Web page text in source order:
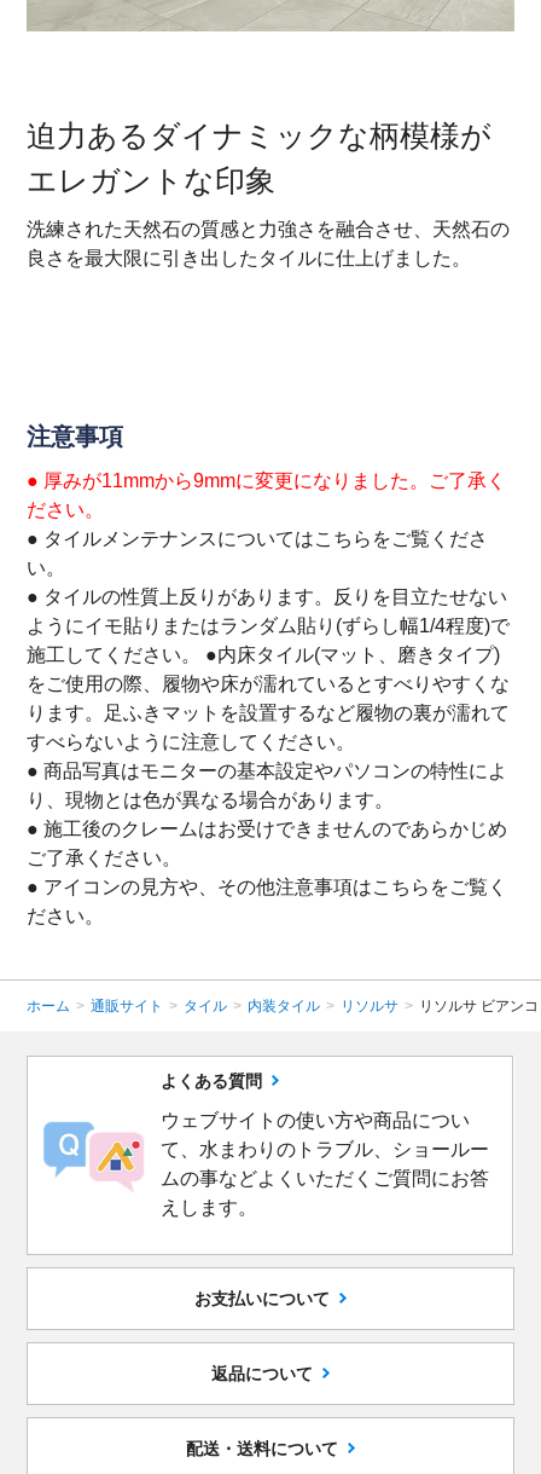
迫力あるダイナミックな柄模様が
エレガントな印象
洗練された天然石の質感と力強さを融合させ、天然石の
良さを最大限に引き出したタイルに仕上げました。
注意事項
● 厚みが11mmから9mmに変更になりました。ご了承く
ださい。
● タイルメンテナンスについてはこちら をご覧くださ
い。
● タイルの性質上反りがあります。反りを目立たせない
ようにイモ貼りまたはランダム貼り(ずらし幅1/4程度)で
施工してください。 ●内床タイル(マット、磨きタイプ)
をご使用の際、履物や床が濡れているとすべりやすくな
ります。足ふきマットを設置するなど履物の裏が濡れて
すべらないように注意してください。
● 商品写真はモニターの基本設定やパソコンの特性によ
り、現物とは色が異なる場合があります。
● 施工後のクレームはお受けできませんのであらかじめ
ご了承ください。
● アイコンの見方や、その他注意事項はこちら をご覧く
ださい。
ホーム > 通販サイト > タイル > 内装タイル > リソルサ > リソルサ ビアン
よくある質問
ウェブサイトの使い方や商品につい
て、水まわりのトラブル、ショールー
ムの事などよくいただくご質問にお答
えします。
お支払いについて
返品について
配送・送料について